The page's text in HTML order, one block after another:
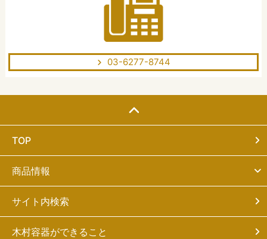
03-6277-8744
TOP
商品情報
サイト内検索
木村容器ができること